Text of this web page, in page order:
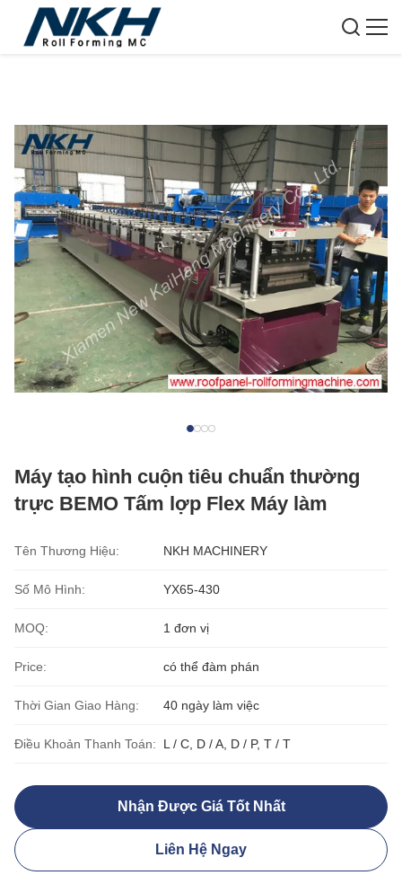
Máy tạo hình cuộn tiêu chuẩn thường
trực BEMO Tấm lợp Flex Máy làm
Tên Thương Hiệu: NKH MACHINERY
Số Mô Hình: YX65-430
MOQ: 1 đơn vị
Price: có thể đàm phán
Thời Gian Giao Hàng: 40 ngày làm việc
Điều Khoản Thanh Toán: L / C, D / A, D / P, T / T
Nhận Được Giá Tốt Nhất
Liên Hệ Ngay